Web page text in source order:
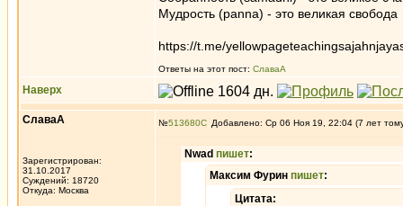
Мудрость (panna) - это великая свобода
https://t.me/
Ответы на этот пост: СлаваА
Наверх
СлаваА
Зарегистрирован:
31.10.2017
Суждений: 18720
Откуда: Москва
№513680 Добавлено: Ср 06 Ноя 19, 22:04 (7 лет
Nwad пишет:
Максим Фурин пишет:
Цитата: